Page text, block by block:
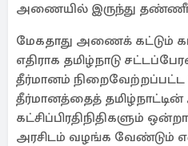
அணையில் இருந்து தண்ணீர்
மேகதாது அணைக் கட்டும்
எதிராக தமிழ்நாடு
தீர்மானம்
தீர்மானத்தைத்
கட்சிப்பிரதிநிதிகளும்
அரசிடம் வழங்க வேண்டும்